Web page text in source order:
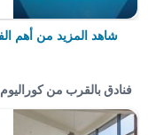
شاهد المزيد من أهم
فنادق بالقرب من